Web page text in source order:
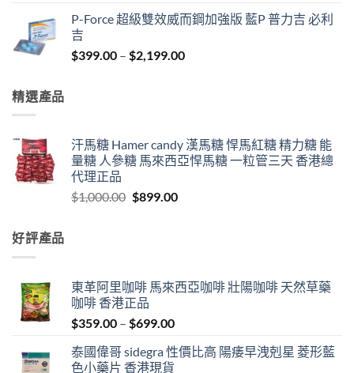
$1,150.00
P-Force 超級雙效威而鋼加強版 藍P 普力吉 必利
吉
$399.00 – $2,199.00Price
精選產品
汗馬糖 Hamer candy 漢馬糖 悍馬紅糖 精力糖 能
量糖 人參糖 馬來西亞悍馬糖 一粒管三天 香港總
代理正品
$1,000.00 Original
$899.00Current
好評產品
東革阿里咖啡 馬來西亞咖啡 壯陽咖啡 天然草藥
咖啡 香港正品
$359.00 – $699.00Price
$359.00
泰國偉哥 sidegra 性價比高 陽痿早洩剋星 菱形藍
色小藥片 香港現貨